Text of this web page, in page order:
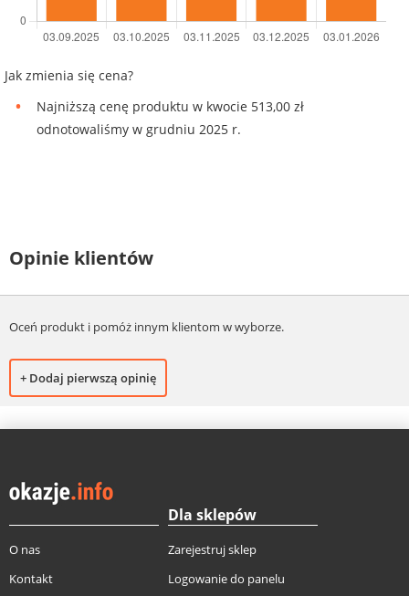
Jak zmienia się cena?
Najniższą cenę produktu w kwocie 513,00 zł
odnotowaliśmy w grudniu 2025 r.
Opinie klientów
Oceń produkt i pomóż innym klientom w wyborze.
+ Dodaj pierwszą opinię
O nas
Kontakt
Dla sklepów
Zarejestruj sklep
Logowanie do panelu